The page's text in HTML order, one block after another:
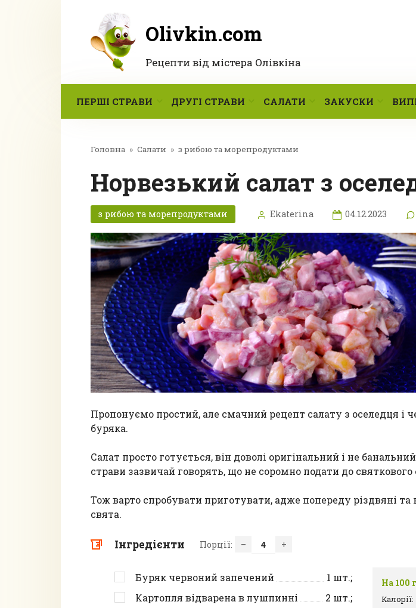
Olivkin.com
Рецепти від містера Олівкіна
ПЕРШІ СТРАВИ ДРУГІ СТРАВИ САЛАТИ ЗАКУСКИ
Головна » Салати » з рибою та морепродуктами
Норвезький салат з
з рибою та морепродуктами Ekaterina 04.12.2023
Пропонуємо простий, але смачний рецепт салату з оселедця і
буряка.
Салат просто готується, він доволі оригінальний і не
страви зазвичай говорять, що не соромно подати до святкового
Тож варто спробувати приготувати, адже попереду різдвяні та
свята.
Інгредієнти Порції: – +
Буряк червоний запечений 1 шт.;
Картопля відварена в лушпинні
2 шт.;
На 100
Калорії: